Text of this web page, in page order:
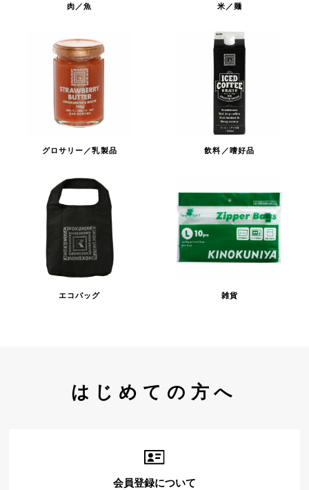
肉／魚 米／麺
グロサリー／乳製品 飲料／嗜好品
エコバッグ 雑貨
はじめての方へ
会員登録について